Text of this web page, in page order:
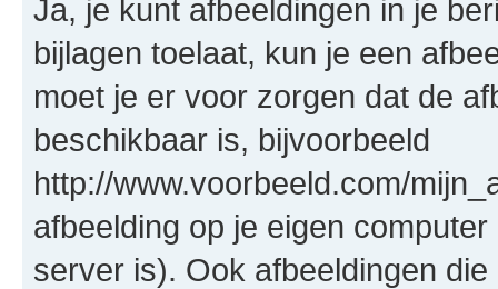
Ja, je kunt afbeeldingen in je
bijlagen toelaat, kun je een
moet je er voor zorgen dat de
beschikbaar is, bijvoorbeeld
http://www.voorbeeld.com/
afbeelding op je eigen
server is). Ook afbeeldingen